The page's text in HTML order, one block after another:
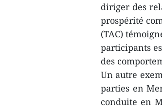
diriger des
prospérité
(TAC)
participants
des
Un autre
parties en
conduite en